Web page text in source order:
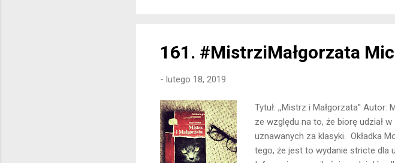
161. #MistrziMałgorzata
- lutego 18, 2019
Tytuł: ,,Mistrz i Małgorzata'' Autor:
ze względu na to, że biorę udział
uznawanych za klasyki. Okładka
tego, że jest to wydanie stricte dla